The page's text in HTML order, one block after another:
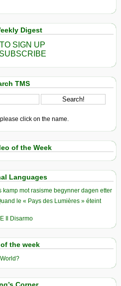
Digest
SIGN UP
TMS
click on the name.
of the Week
Languages
mot rasisme begynner dagen etter
le « Pays des Lumières » éteint
Il Disarmo
the week